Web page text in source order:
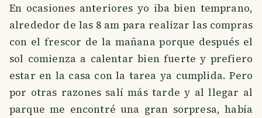
En ocasiones anteriores yo iba bien temprano,
alrededor de las 8 am para realizar las compras
con el frescor de la mañana porque después el
sol comienza a calentar bien fuerte y prefiero
estar en la casa con la tarea ya cumplida. Pero
por otras razones salí más tarde y al llegar al
parque me encontré una gran sorpresa, había